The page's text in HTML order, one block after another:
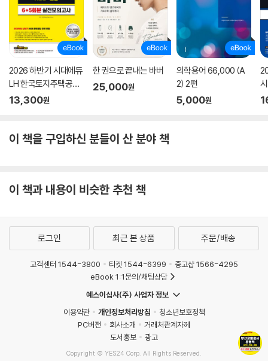
2026 하반기 시대에듀
LH 한국토지주택공사
사무직 NCS&전공 실
13,300원
한 권으로 끝내는 바버
25,000원
의학용어 66,000 (A
2) 2편
5,000원
이 책을 구입하신 분들이 산 분야 책
이 책과 내용이 비슷한 추천 책
로그인 최근 본 상품 주문/배송
고객센터 1544-3800 티켓 1544-6399
중고샵 1566-4295
eBook 1:1문의/채팅상담
예스이십사(주) 사업자 정보
이용약관
개인정보처리방침
청소년보호정책
PC버전
회사소개
거래처관계자께
도서홍보
광고
Copyright © YES24 Corp. All Rights Reserved.